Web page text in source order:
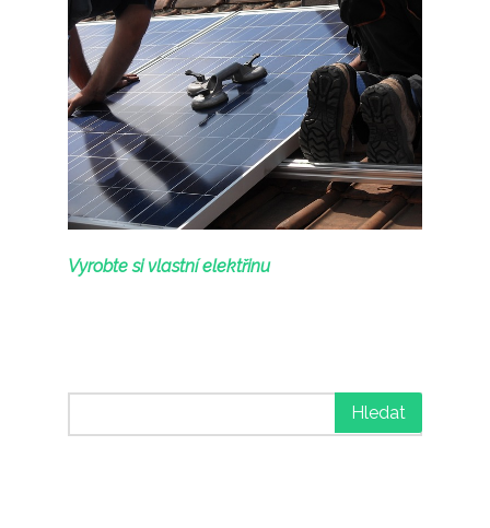
Vyrobte si vlastní elektřinu